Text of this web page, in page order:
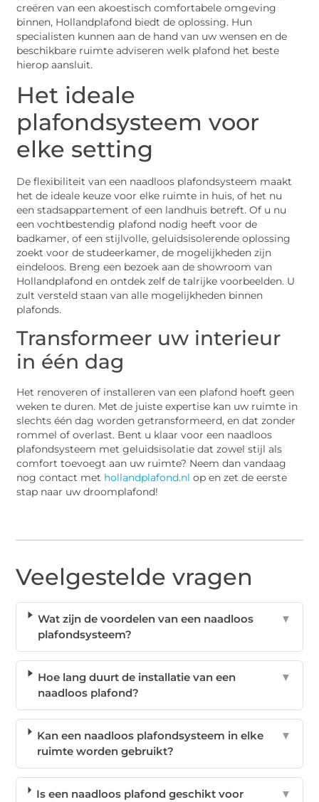
creëren van een akoestisch comfortabele omgeving
binnen, Hollandplafond biedt de oplossing. Hun
specialisten kunnen aan de hand van uw wensen en de
beschikbare ruimte adviseren welk plafond het beste
hierop aansluit.
Het ideale
plafondsysteem voor
elke setting
De flexibiliteit van een naadloos plafondsysteem maakt
het de ideale keuze voor elke ruimte in huis, of het nu
een stadsappartement of een landhuis betreft. Of u nu
een vochtbestendig plafond nodig heeft voor de
badkamer, of een stijlvolle, geluidsisolerende oplossing
zoekt voor de studeerkamer, de mogelijkheden zijn
eindeloos. Breng een bezoek aan de showroom van
Hollandplafond en ontdek zelf de talrijke voorbeelden. U
zult versteld staan van alle mogelijkheden binnen
plafonds.
Transformeer uw interieur
in één dag
Het renoveren of installeren van een plafond hoeft geen
weken te duren. Met de juiste expertise kan uw ruimte in
slechts één dag worden getransformeerd, en dat zonder
rommel of overlast. Bent u klaar voor een naadloos
plafondsysteem met geluidsisolatie dat zowel stijl als
comfort toevoegt aan uw ruimte? Neem dan vandaag
nog contact met hollandplafond.nl op en zet de eerste
stap naar uw droomplafond!
Veelgestelde vragen
Wat zijn de voordelen van een naadloos
plafondsysteem?
▼
Hoe lang duurt de installatie van een
naadloos plafond?
▼
Kan een naadloos plafondsysteem in elke
ruimte worden gebruikt?
▼
Is een naadloos plafond geschikt voor
▼